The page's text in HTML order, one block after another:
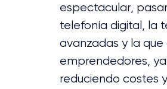
espectacular,
telefonía digital, la
avanzadas y la
emprendedores,
reduciendo costes